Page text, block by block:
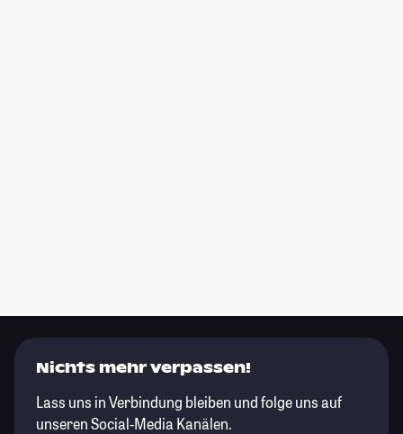
Nichts mehr verpassen!
Lass uns in Verbindung bleiben und folge uns auf
unseren Social-Media Kanälen.